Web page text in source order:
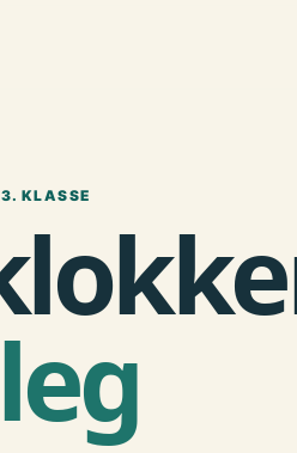
KLASSE